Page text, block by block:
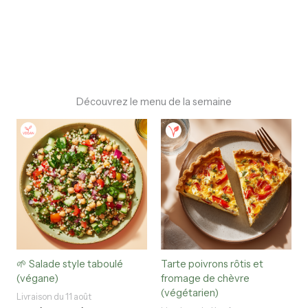
Découvrez le menu de la semaine
🌱 Salade style taboulé
(végane)
Livraison du 11 août
Plage
de
prix :
13.90$
à
18.40$
Ce
produit
a
plusieurs
variations.
Les
options
peuvent
être
Tarte poivrons rôtis et
fromage de chèvre
(végétarien)
Ce
a
Les
être